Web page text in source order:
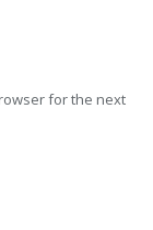
for the next